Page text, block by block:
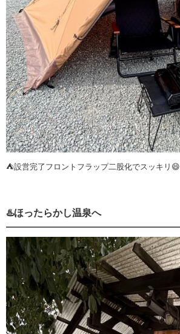
⛺️設営完了フロントフラップ二股化でスッキリ😄
♨️ほったらかし温泉へ